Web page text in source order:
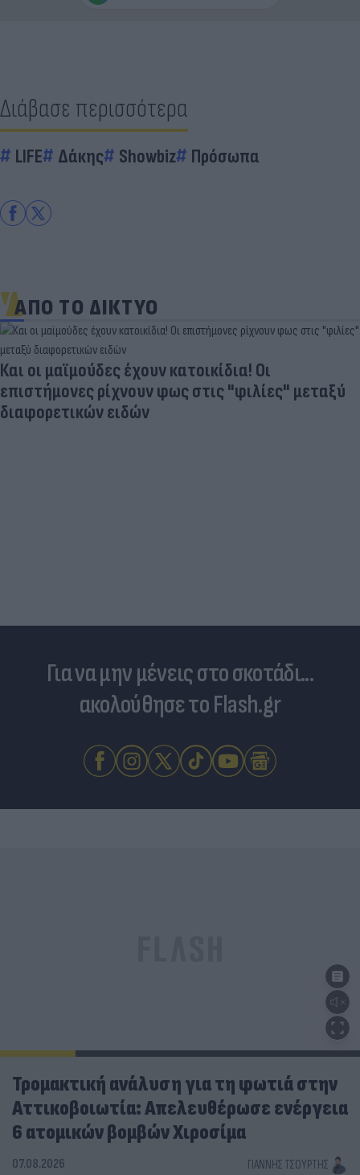
Διάβασε περισσότερα
LIFE Δάκης Showbiz Πρόσωπα
ΑΠΟ ΤΟ ΔΙΚΤΥΟ
Για να μην μένεις στο σκοτάδι...
ακολούθησε το Flash.gr
Τρομακτική ανάλυση για τη φωτιά στην
Αττικοβοιωτία: Απελευθέρωσε ενέργεια
6 ατομικών βομβών Χιροσίμα
07.08.2026 ΓΙΆΝΝΗΣ ΤΣΟΎΡΤΗΣ